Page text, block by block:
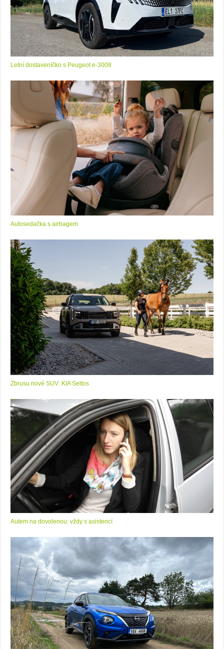
Letní dostaveníčko s Peugeot e-3008
Autosedačka s airbagem
Zbrusu nové SUV: KIA Seltos
Autem na dovolenou: vždy s asistencí